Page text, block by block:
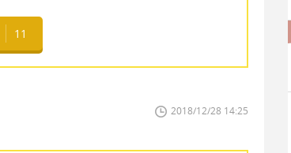
11
2018/12/28 14:25